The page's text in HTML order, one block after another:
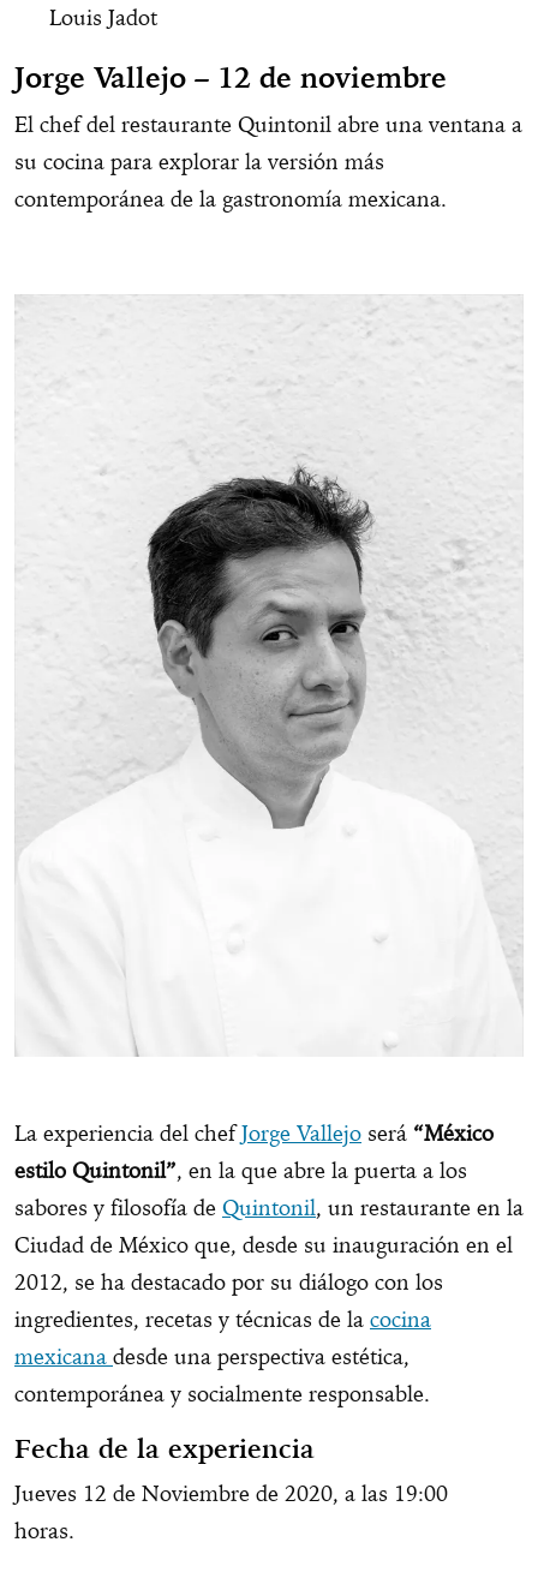
Louis Jadot
Jorge Vallejo – 12 de noviembre
El chef del restaurante Quintonil abre una ventana a
su cocina para explorar la versión más
contemporánea de la gastronomía mexicana.
La experiencia del chefJorge Vallejo será “México
estilo Quintonil”, en la que abre la puerta a los
sabores y filosofía de Quintonil, un restaurante en la
Ciudad de México que, desde su inauguración en el
2012, se ha destacado por su diálogo con los
ingredientes, recetas y técnicas de la cocina
mexicana desde una perspectiva estética,
contemporánea y socialmente responsable.
Fecha de la experiencia
Jueves 12 de Noviembre de 2020, a las 19:00
horas.